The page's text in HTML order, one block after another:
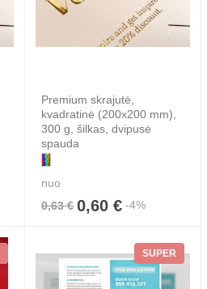
Premium skrajutė,
kvadratinė (200x200 mm),
300 g, šilkas, dvipusė
spauda
nuo
0,63 € 0,60 € -4%
SUPER